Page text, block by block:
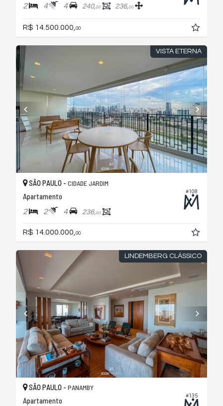
2 4 4 240,00 236,00
R$ 14.500.000,00
VISTA ETERNA
#108
SÃO PAULO - CIDADE JARDIM
Apartamento
2 2 4 236,00
R$ 14.000.000, 00
LINDEMBERG CLÁSSICO
#135
SÃO PAULO - PANAMBY
Apartamento